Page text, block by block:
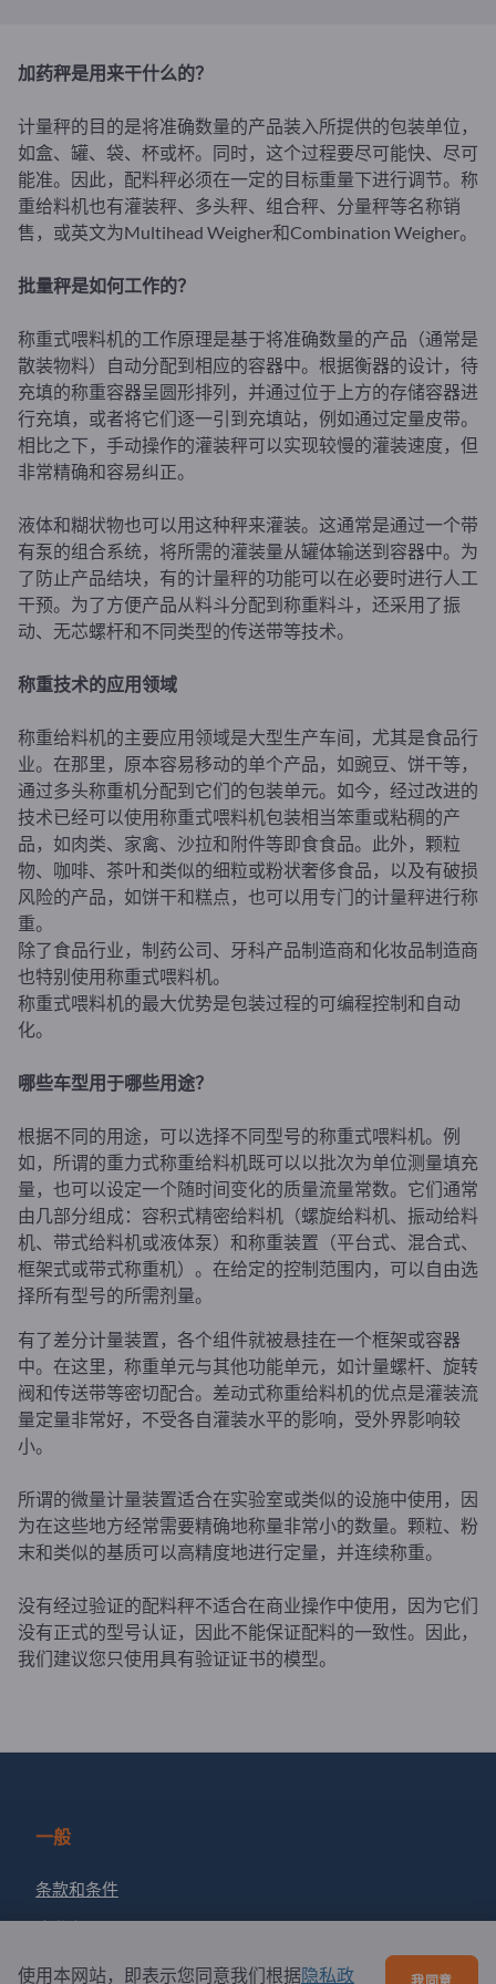
加药秤是用来干什么的？
计量秤的目的是将准确数量的产品装入所提供的包装单位，
如盒、罐、袋、杯或杯。同时，这个过程要尽可能快、尽可
能准。因此，配料秤必须在一定的目标重量下进行调节。称
重给料机也有灌装秤、多头秤、组合秤、分量秤等名称销
售，或英文为Multihead Weigher和Combination Weigher。
批量秤是如何工作的？
称重式喂料机的工作原理是基于将准确数量的产品（通常是
散装物料）自动分配到相应的容器中。根据衡器的设计，待
充填的称重容器呈圆形排列，并通过位于上方的存储容器进
行充填，或者将它们逐一引到充填站，例如通过定量皮带。
相比之下，手动操作的灌装秤可以实现较慢的灌装速度，但
非常精确和容易纠正。
液体和糊状物也可以用这种秤来灌装。这通常是通过一个带
有泵的组合系统，将所需的灌装量从罐体输送到容器中。为
了防止产品结块，有的计量秤的功能可以在必要时进行人工
干预。为了方便产品从料斗分配到称重料斗，还采用了振
动、无芯螺杆和不同类型的传送带等技术。
称重技术的应用领域
称重给料机的主要应用领域是大型生产车间，尤其是食品行
业。在那里，原本容易移动的单个产品，如豌豆、饼干等，
通过多头称重机分配到它们的包装单元。如今，经过改进的
技术已经可以使用称重式喂料机包装相当笨重或粘稠的产
品，如肉类、家禽、沙拉和附件等即食食品。此外，颗粒
物、咖啡、茶叶和类似的细粒或粉状奢侈食品，以及有破损
风险的产品，如饼干和糕点，也可以用专门的计量秤进行称
重。
除了食品行业，制药公司、牙科产品制造商和化妆品制造商
也特别使用称重式喂料机。
称重式喂料机的最大优势是包装过程的可编程控制和自动
化。
哪些车型用于哪些用途？
根据不同的用途，可以选择不同型号的称重式喂料机。例
如，所谓的重力式称重给料机既可以以批次为单位测量填充
量，也可以设定一个随时间变化的质量流量常数。它们通常
由几部分组成：容积式精密给料机（螺旋给料机、振动给料
机、带式给料机或液体泵）和称重装置（平台式、混合式、
框架式或带式称重机）。在给定的控制范围内，可以自由选
择所有型号的所需剂量。
有了差分计量装置，各个组件就被悬挂在一个框架或容器
中。在这里，称重单元与其他功能单元，如计量螺杆、旋转
阀和传送带等密切配合。差动式称重给料机的优点是灌装流
量定量非常好，不受各自灌装水平的影响，受外界影响较
小。
所谓的微量计量装置适合在实验室或类似的设施中使用，因
为在这些地方经常需要精确地称量非常小的数量。颗粒、粉
末和类似的基质可以高精度地进行定量，并连续称重。
没有经过验证的配料秤不适合在商业操作中使用，因为它们
没有正式的型号认证，因此不能保证配料的一致性。因此，
我们建议您只使用具有验证证书的模型。
一般
条款和条件
隐私和Cookies
版权所有人
使用本网站，即表示您同意我们根据隐私政